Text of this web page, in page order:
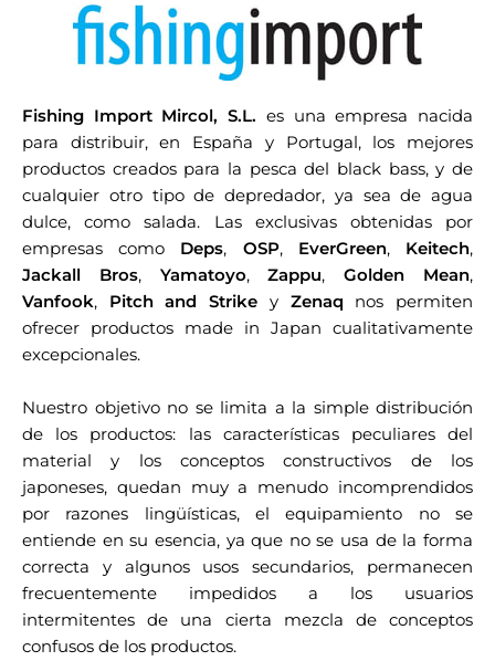
Fishing Import Mircol, S.L. es una empresa nacida
para distribuir, en España y Portugal, los mejores
productos creados para la pesca del black bass, y de
cualquier otro tipo de depredador, ya sea de agua
dulce, como salada. Las exclusivas obtenidas por
empresas como Deps, OSP, EverGreen, Keitech,
Jackall Bros, Yamatoyo,Zappu,Golden Mean,
Vanfook, Pitch and Strike y Zenaq nos permiten
ofrecer productos made in Japan cualitativamente
excepcionales.
Nuestro objetivo no se limita a la simple distribución
de los productos: las características peculiares del
material y los conceptos constructivos de los
japoneses, quedan muy a menudo incomprendidos
por razones lingüísticas, el equipamiento no se
entiende en su esencia, ya que no se usa de la forma
correcta y algunos usos secundarios, permanecen
frecuentemente impedidos a los usuarios
intermitentes de una cierta mezcla de conceptos
confusos de los productos.